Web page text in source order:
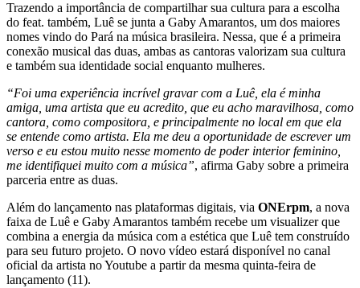
Trazendo a importância de compartilhar sua cultura para a escolha
do feat. também, Luê se junta a Gaby Amarantos, um dos maiores
nomes vindo do Pará na música brasileira. Nessa, que é a primeira
conexão musical das duas, ambas as cantoras valorizam sua cultura
e também sua identidade social enquanto mulheres.
“Foi uma experiência incrível gravar com a Luê, ela é minha
amiga, uma artista que eu acredito, que eu acho maravilhosa, como
cantora, como compositora, e principalmente no local em que ela
se entende como artista. Ela me deu a oportunidade de escrever um
verso e eu estou muito nesse momento de poder interior feminino,
me identifiquei muito com a música”, afirma Gaby sobre a primeira
parceria entre as duas.
Além do lançamento nas plataformas digitais, via ONErpm, a nova
faixa de Luê e Gaby Amarantos também recebe um visualizer que
combina a energia da música com a estética que Luê tem construído
para seu futuro projeto. O novo vídeo estará disponível no canal
oficial da artista no Youtube a partir da mesma quinta-feira de
lançamento (11).